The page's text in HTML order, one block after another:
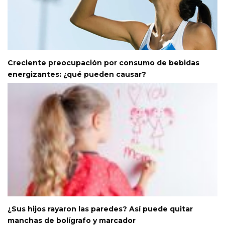
Creciente preocupación por consumo de bebidas
energizantes: ¿qué pueden causar?
¿Sus hijos rayaron las paredes? Así puede quitar
manchas de bolígrafo y marcador